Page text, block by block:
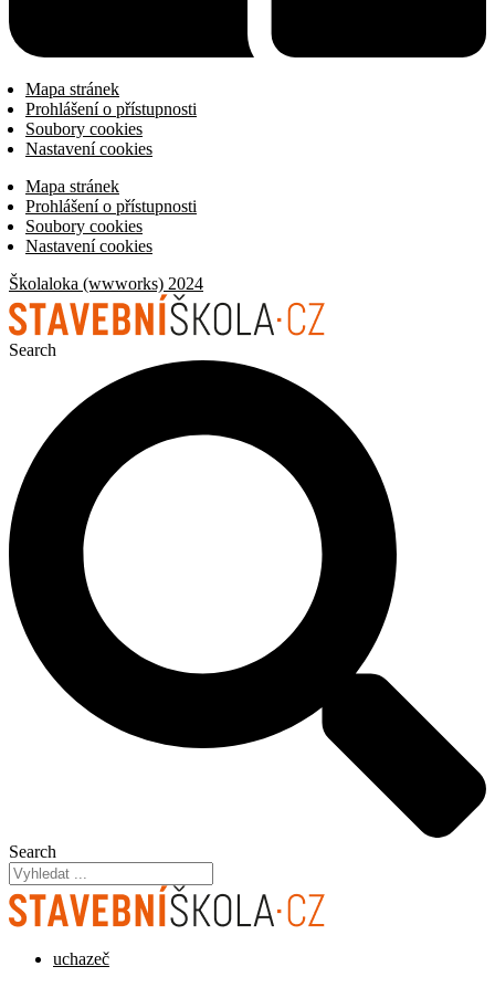
Mapa stránek
Prohlášení o přístupnosti
Soubory cookies
Nastavení cookies
Mapa stránek
Prohlášení o přístupnosti
Soubory cookies
Nastavení cookies
Školaloka (wwworks) 2024
Search
Search
uchazeč